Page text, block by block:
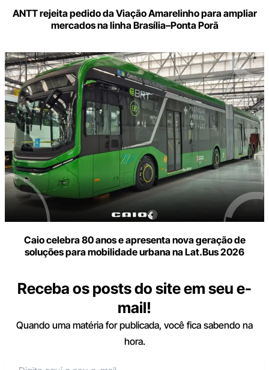
ANTT rejeita pedido da Viação Amarelinho para ampliar
mercados na linha Brasília–Ponta Porã
Caio celebra 80 anos e apresenta nova geração de
soluções para mobilidade urbana na Lat.Bus 2026
Receba os posts do site em seu e-
mail!
Quando uma matéria for publicada, você fica sabendo na
hora.